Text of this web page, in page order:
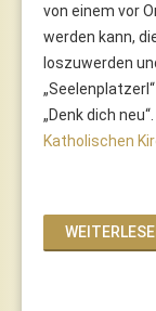
von einem vor
werden kann,
loszuwerden
„Denk dich
Katholischen